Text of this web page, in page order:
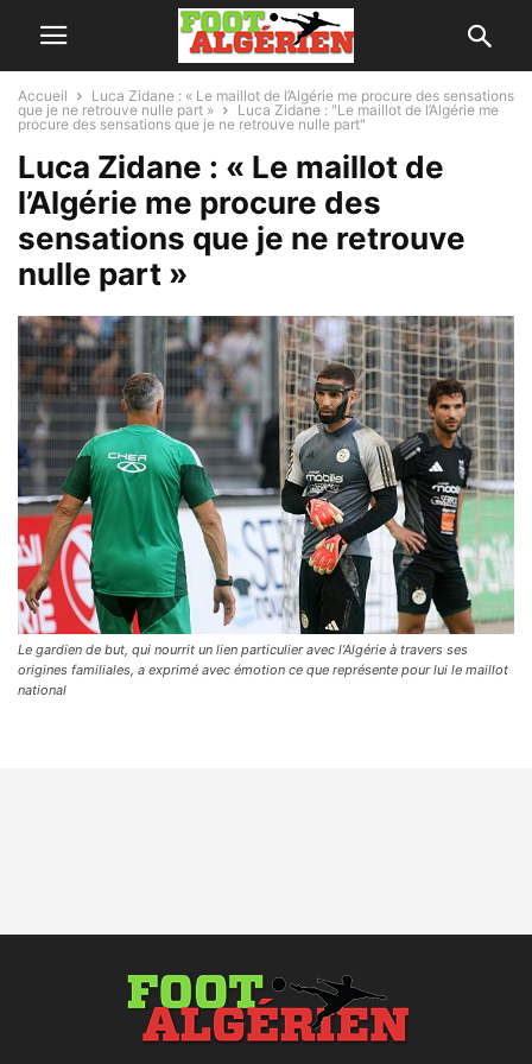
Accueil
Luca Zidane : « Le maillot de l’Algérie me procure des sensations
que je ne retrouve nulle part »
Luca Zidane : "Le maillot de l’Algérie me
procure des sensations que je ne retrouve nulle part"
Luca Zidane : « Le maillot de
l’Algérie me procure des
sensations que je ne retrouve
nulle part »
Le gardien de but, qui nourrit un lien particulier avec l’Algérie à travers ses
origines familiales, a exprimé avec émotion ce que représente pour lui le maillot
national